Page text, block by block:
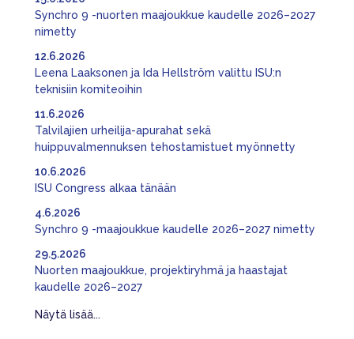
Synchro 9 -nuorten maajoukkue kaudelle 2026–2027
nimetty
Leena Laaksonen ja Ida Hellström valittu ISU:n
teknisiin komiteoihin
12.6.2026
Talvilajien urheilija-apurahat sekä
huippuvalmennuksen tehostamistuet myönnetty
11.6.2026
ISU Congress alkaa tänään
10.6.2026
Synchro 9 -maajoukkue kaudelle 2026–2027 nimetty
4.6.2026
Nuorten maajoukkue, projektiryhmä ja haastajat
kaudelle 2026–2027
29.5.2026
Näytä lisää...